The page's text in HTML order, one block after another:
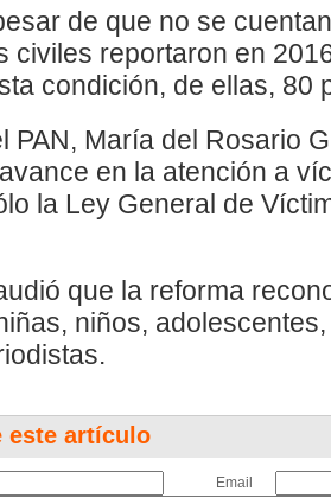
de que no se
civiles reportaron en
condición, de ellas, 80
PAN, María del Rosario
en la atención a
la Ley General de
que la reforma
niños,
este artículo
Email